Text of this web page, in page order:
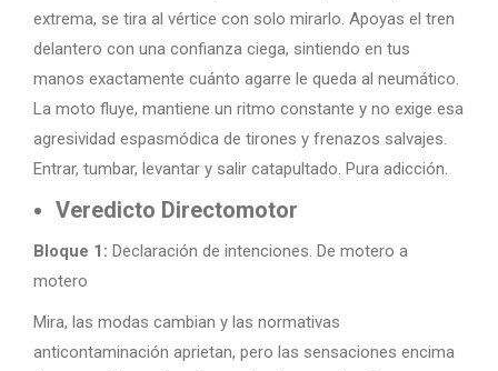
extrema, se tira al vértice con solo mirarlo. Apoyas el tren
delantero con una confianza ciega, sintiendo en tus
manos exactamente cuánto agarre le queda al neumático.
La moto fluye, mantiene un ritmo constante y no exige esa
agresividad espasmódica de tirones y frenazos salvajes.
Entrar, tumbar, levantar y salir catapultado. Pura adicción.
Veredicto Directomotor
Bloque 1: Declaración de intenciones. De motero a
motero
Mira, las modas cambian y las normativas
anticontaminación aprietan, pero las sensaciones encima